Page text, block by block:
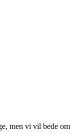
men vi vil bede om